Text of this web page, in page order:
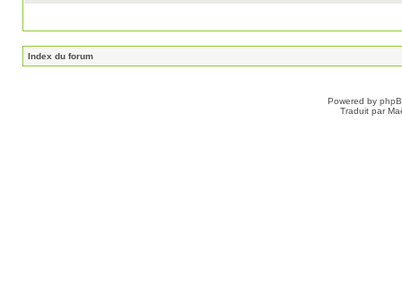
Index du forum
Powered by
Traduit par